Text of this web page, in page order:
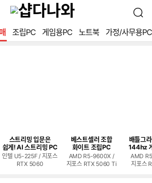
검
색
조립PC 게임용PC 노트북 가정/사무용PC
스트리밍 입문은
쉽게! AI 스트리밍 PC
인텔 U5-225F / 지포스
RTX 5060
베스트셀러 조합
화이트 조립PC
AMD R5-9600X /
지포스 RTX 5060 Ti
배틀그
144hz
AMD
지포스